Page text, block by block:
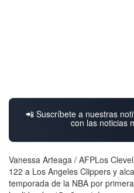
📲 Suscríbete a nuestras
con las noticias
Vanessa Arteaga / AFPLos
122 a Los Angeles Clippers y
temporada de la NBA por